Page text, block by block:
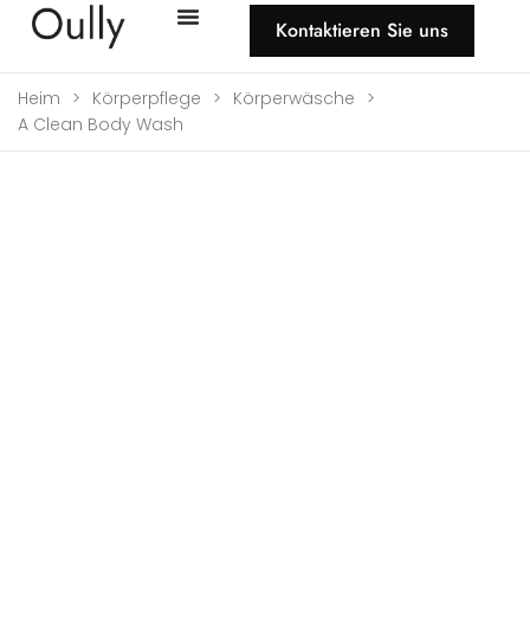
Kontaktieren Sie uns
Heim > Körperpflege > Körperwäsche >
A Clean Body Wash